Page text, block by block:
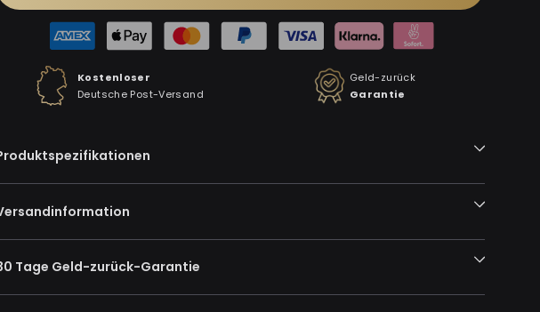
Kostenloser
Deutsche Post-Versand
Geld-zurück
Garantie
Tage Geld-zurück-Garantie